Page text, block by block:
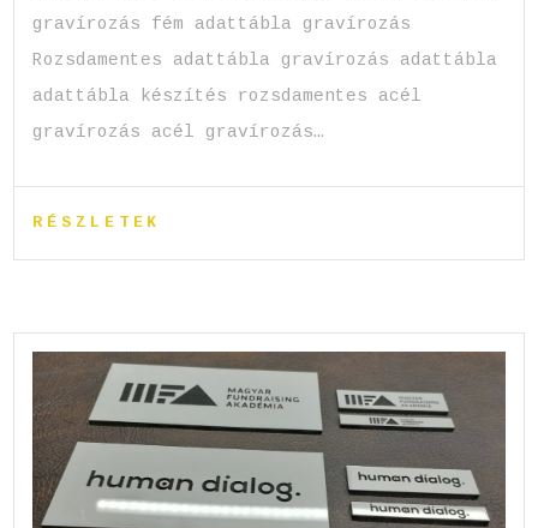
gravírozás fém adattábla gravírozás
Rozsdamentes adattábla gravírozás adattábla
adattábla készítés rozsdamentes acél
gravírozás acél gravírozás…
RÉSZLETEK